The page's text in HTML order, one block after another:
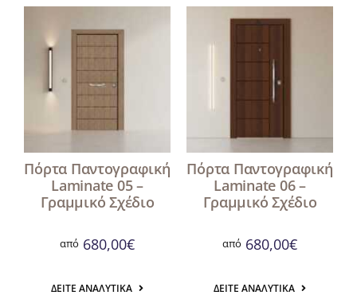
Πόρτα Παντογραφική
Laminate 05 –
Γραμμικό Σχέδιο
από 680,00€
ΔΕΊΤΕ ΑΝΑΛΥΤΙΚΆ
Πόρτα Παντογραφική
Laminate 06 –
Γραμμικό Σχέδιο
από 680,00€
ΔΕΊΤΕ ΑΝΑΛΥΤΙΚΆ